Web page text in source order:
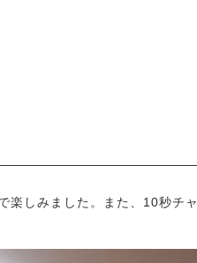
楽しみました。また、10秒チャ